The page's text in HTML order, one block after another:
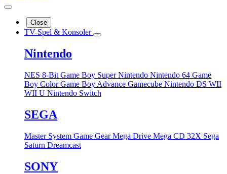
Close
TV-Spel & Konsoler
Nintendo
NES 8-Bit Game Boy Super Nintendo Nintendo 64 Game
Boy ColorGame Boy Advance Gamecube Nintendo DS WII
WII U Nintendo Switch
SEGA
Master System Game GearMega Drive Mega CD 32X Sega
Saturn Dreamcast
SONY